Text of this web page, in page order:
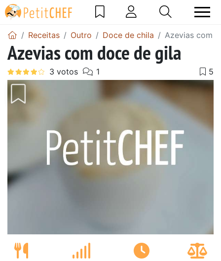
Receitas Outro Doce de chila Azevias com
Azevias com doce de gila